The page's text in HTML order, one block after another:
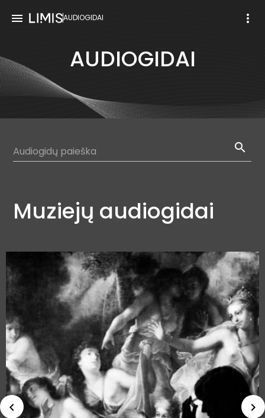
menu AUDIOGIDAI more_vert
AUDIOGIDAI
search
Muziejų audiogidai
navigate_before navigate_next